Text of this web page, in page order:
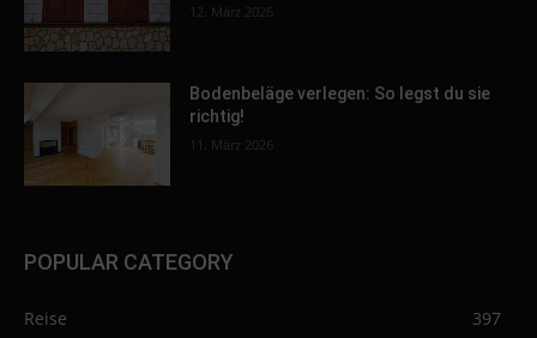
12. März 2026
Bodenbeläge verlegen: So legst du sie
richtig!
11. März 2026
POPULAR CATEGORY
Reise
397